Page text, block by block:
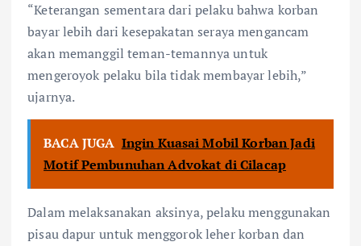
“Keterangan sementara dari pelaku bahwa korban
bayar lebih dari kesepakatan seraya mengancam
akan memanggil teman-temannya untuk
mengeroyok pelaku bila tidak membayar lebih,”
ujarnya.
BACA JUGA Ingin Kuasai Mobil Korban Jadi
Motif Pembunuhan Advokat di Cilacap
Dalam melaksanakan aksinya, pelaku menggunakan
pisau dapur untuk menggorok leher korban dan